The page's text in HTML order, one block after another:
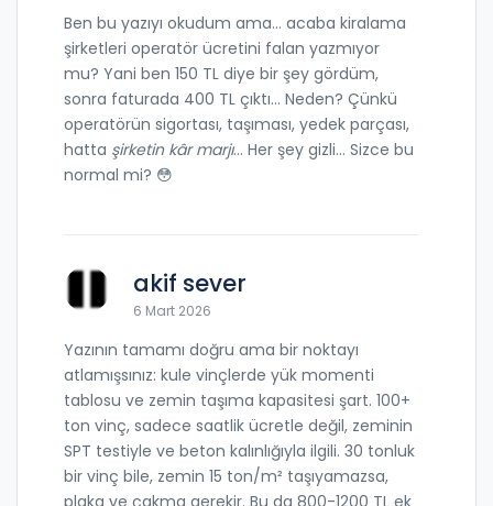
Ben bu yazıyı okudum ama... acaba kiralama
şirketleri operatör ücretini falan yazmıyor
mu? Yani ben 150 TL diye bir şey gördüm,
sonra faturada 400 TL çıktı... Neden? Çünkü
operatörün sigortası, taşıması, yedek parçası,
hatta şirketin kâr marjı... Her şey gizli... Sizce bu
normal mi? 😳
akif sever
6 Mart 2026
Yazının tamamı doğru ama bir noktayı
atlamışsınız: kule vinçlerde yük momenti
tablosu ve zemin taşıma kapasitesi şart. 100+
ton vinç, sadece saatlik ücretle değil, zeminin
SPT testiyle ve beton kalınlığıyla ilgili. 30 tonluk
bir vinç bile, zemin 15 ton/m² taşıyamazsa,
plaka ve çakma gerekir. Bu da 800-1200 TL ek